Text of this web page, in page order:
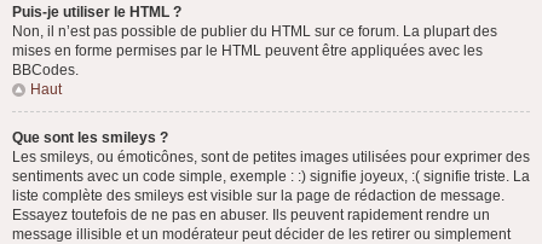
Puis-je utiliser le HTML ?
Non, il n’est pas possible de publier du HTML sur ce forum. La plupart des
mises en forme permises par le HTML peuvent être appliquées avec les
BBCodes.
Haut
Que sont les smileys ?
Les smileys, ou émoticônes, sont de petites images utilisées pour exprimer des
sentiments avec un code simple, exemple : :) signifie joyeux, :( signifie triste. La
liste complète des smileys est visible sur la page de rédaction de message.
Essayez toutefois de ne pas en abuser. Ils peuvent rapidement rendre un
message illisible et un modérateur peut décider de les retirer ou simplement